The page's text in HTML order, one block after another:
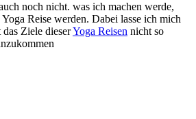
noch nicht. was ich machen werde,
Reise werden. Dabei lasse ich mich
Ziele dieserYoga Reisen nicht so